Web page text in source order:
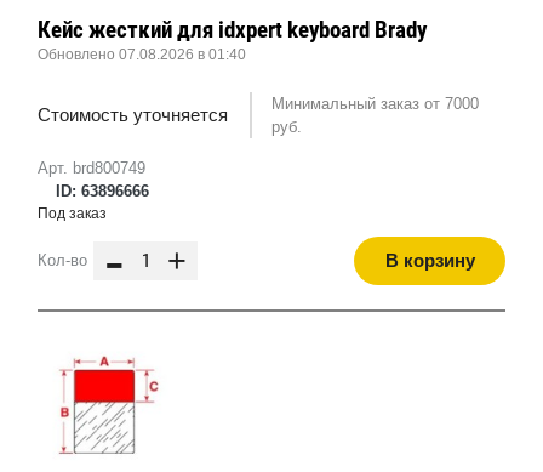
Арт. brd800749
ID: 63896666
Кейс жесткий для idxpert keyboard Brady
Обновлено 07.08.2026 в 01:40
Стоимость уточняется
Минимальный заказ от 7000
руб.
Под заказ
Кол-во - + В корзину